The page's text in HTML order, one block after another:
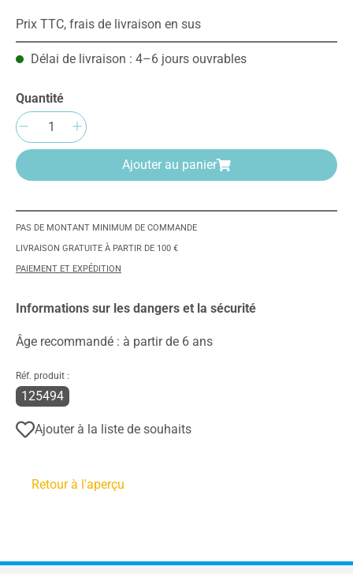
Prix TTC, frais de livraison en sus
Délai de livraison : 4–6 jours ouvrables
Quantité
Quantité de produit : Entrez la quantité
Ajouter au panier
PAS DE MONTANT MINIMUM DE COMMANDE
LIVRAISON GRATUITE À PARTIR DE 100 €
PAIEMENT ET EXPÉDITION
Informations sur les dangers et la sécurité
Âge recommandé : à partir de 6 ans
Réf. produit :
125494
Ajouter à la liste de souhaits
Retour à l'aperçu